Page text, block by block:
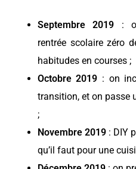
Septembre 2019 :
rentrée scolaire zéro
habitudes en courses ;
Octobre 2019 : on
transition, et on passe
;
Novembre 2019: DIY
qu’il faut pour une